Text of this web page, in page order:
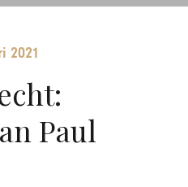
2021
Paul